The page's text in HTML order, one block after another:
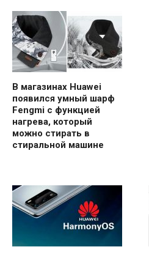
В магазинах Huawei
появился умный шарф
Fengmi с функцией
нагрева, который
можно стирать в
стиральной машине